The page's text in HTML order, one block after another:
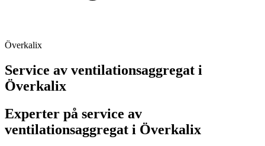
Överkalix
Service av ventilationsaggregat i
Överkalix
Experter på service av
ventilationsaggregat i Överkalix